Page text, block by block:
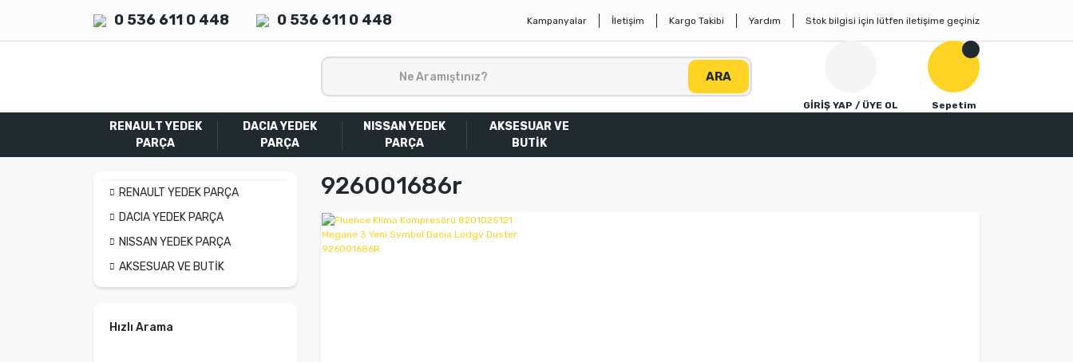
0 536 611 0 448 0 536 611 0 448 Kampanyalar İletişim Kargo Takibi Yardım Stok bilgisi için lütfen iletişime geçiniz
ARA
GİRİŞ YAP / ÜYE OL Sepetim
RENAULT YEDEK
PARÇA
DACIA YEDEK
PARÇA
NISSAN YEDEK
PARÇA
AKSESUAR VE
BUTİK
RENAULT YEDEK PARÇA
DACIA YEDEK PARÇA
NISSAN YEDEK PARÇA
AKSESUAR VE BUTİK
Hızlı Arama
926001686r